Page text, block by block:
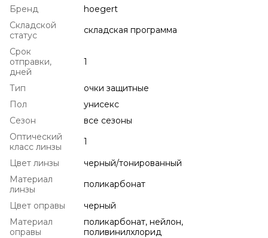
Бренд
hoegert
Складской
статус
складская программа
Срок
отправки,
дней
1
Тип
очки защитные
Пол
унисекс
Сезон
все сезоны
Оптический
класс линзы
1
Цвет линзы
черный/тонированный
Материал
линзы
поликарбонат
Цвет оправы
черный
Материал
оправы
поликарбонат, нейлон,
поливинилхлорид